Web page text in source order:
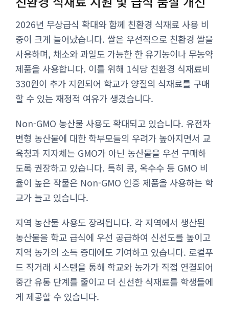
2026년 무상급식 확대와 함께 친환경 식재료 사용 비
중이 크게 늘어났습니다. 쌀은 우선적으로 친환경 쌀을
사용하며, 채소와 과일도 가능한 한 유기농이나 무농약
제품을 사용합니다. 이를 위해 1식당 친환경 식재료비
330원이 추가 지원되어 학교가 양질의 식재료를 구매
할 수 있는 재정적 여유가 생겼습니다.
Non-GMO 농산물 사용도 확대되고 있습니다. 유전자
변형 농산물에 대한 학부모들의 우려가 높아지면서 교
육청과 지자체는 GMO가 아닌 농산물을 우선 구매하
도록 권장하고 있습니다. 특히 콩, 옥수수 등 GMO 비
율이 높은 작물은 Non-GMO 인증 제품을 사용하는 학
교가 늘고 있습니다.
지역 농산물 사용도 장려됩니다. 각 지역에서 생산된
농산물을 학교 급식에 우선 공급하여 신선도를 높이고
지역 농가의 소득 증대에도 기여하고 있습니다. 로컬푸
드 직거래 시스템을 통해 학교와 농가가 직접 연결되어
중간 유통 단계를 줄이고 더 신선한 식재료를 학생들에
게 제공할 수 있습니다.